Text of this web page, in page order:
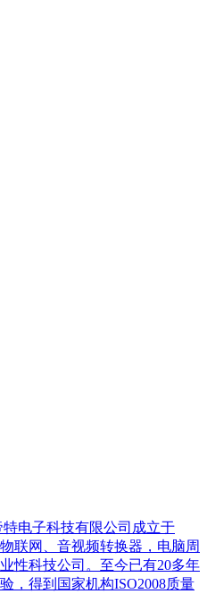
特电子科技有限公司成立于
联网、音视频转换器，电脑周
性科技公司。至今已有20多年
，得到国家机构ISO2008质量